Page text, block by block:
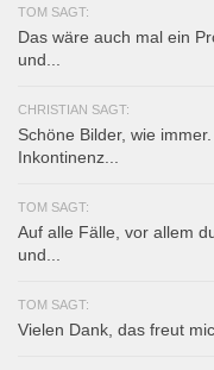
TOM SAGT:
Das wäre auch mal ein
und...
CHRISTIAN SAGT:
Schöne Bilder, wie
Inkontinenz...
TOM SAGT:
Auf alle Fälle, vor allem
und...
TOM SAGT:
Vielen Dank, das freut